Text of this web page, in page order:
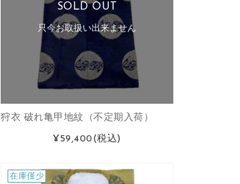
SOLD OUT
只今お取扱い出来ません
狩衣 破れ亀甲地紋（不定期入荷）
¥59,400 (税込)
在庫僅少